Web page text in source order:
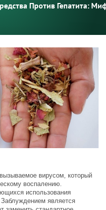
Против Гепатита:
вирусом, который
воспалению.
использования
является